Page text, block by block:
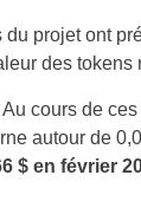
projet ont
des tokens
cours de
autour de
$ en février